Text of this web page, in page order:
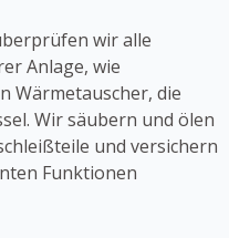
wir alle
Anlage, wie
Wärmetauscher, die
Wir säubern und ölen
und versichern
Funktionen